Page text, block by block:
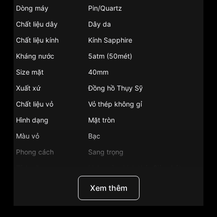
Dòng máy
Pin/Quartz
Chất liệu dây
Dây da
Chất liệu kính
Kính Sapphire
Kháng nước
5atm (50mét)
Size mặt
40mm
Xuất xứ
Đồng hồ Thụy Sỹ
Chất liệu vỏ
Vỏ thép không gỉ
Hình dạng
Mặt tròn
Màu vỏ
Bạc
Phong cách
Sang trọng
Mặt xanh
Những sản phẩm tương tự"Frederique Constant
Xem thêm